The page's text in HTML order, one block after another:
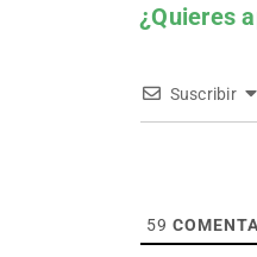
¿Quieres
Suscribir
59